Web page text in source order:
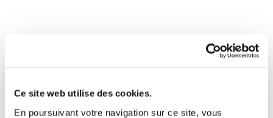
Ce site web utilise des cookies.
En poursuivant votre navigation sur ce site, vous